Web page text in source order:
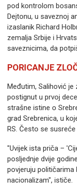
pod kontrolom
Dejtonu, u saveznoj
izaslanik Richard
zemalja Srbije i
saveznicima, da
PORICANJE
Međutim, Salihović je
postignut u prvoj
strašne istine o
grad Srebrenica, u
RS. Često se
"Uvijek ista priča –
posljednje dvije
povjeruju političarima
nacionalizam", ističe.